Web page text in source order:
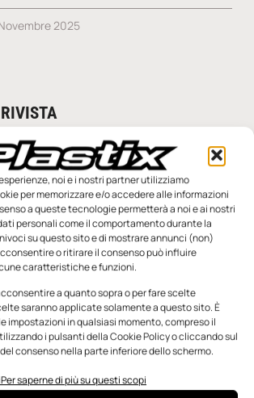
noi e i nostri partner utilizziamo
per memorizzare e/o accedere alle informazioni
a queste tecnologie permetterà a noi e ai nostri
personali come il comportamento durante la
su questo sito e di mostrare annunci (non)
o ritirare il consenso può influire
caratteristiche e funzioni.
a quanto sopra o per fare scelte
saranno applicate solamente a questo sito. È
impostazioni in qualsiasi momento, compreso il
i pulsanti della Cookie Policy o cliccando sul
consenso nella parte inferiore dello schermo.
Per saperne di più su questi scopi
2025
n.4 - Maggio 2026
Meccanicanews
di grafene come potenziali sensori per i